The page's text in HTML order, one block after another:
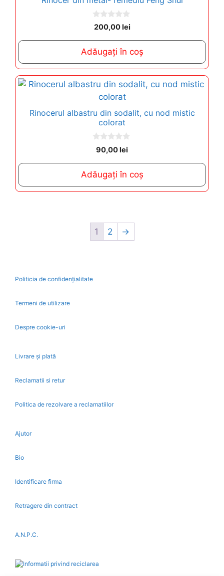
0
o
o
5
200,00 lei
Adăugați în coș
Rinocerul albastru din sodalit, cu nod mistic
colorat
0
o
5
90,00lei
Adăugați în coș
1 2 →
Politicia de confidențialitate
Termeni de utilizare
Despre cookie-uri
Livrare și plată
Reclamatii si retur
Politica de rezolvare a reclamatiilor
Ajutor
Bio
Identificare firma
Retragere din contract
A.N.P.C.